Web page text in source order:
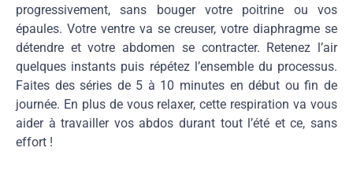
progressivement, sans bouger votre poitrine ou vos
épaules. Votre ventre va se creuser, votre diaphragme se
détendre et votre abdomen se contracter. Retenez l’air
quelques instants puis répétez l’ensemble du processus.
Faites des séries de 5 à 10 minutes en début ou fin de
journée. En plus de vous relaxer, cette respiration va vous
aider à travailler vos abdos durant tout l’été et ce, sans
effort !